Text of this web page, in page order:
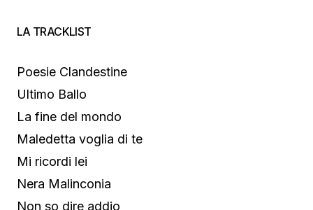
LA TRACKLIST
Poesie Clandestine
Ultimo Ballo
La fine del mondo
Maledetta voglia di te
Mi ricordi lei
Nera Malinconia
Non so dire addio